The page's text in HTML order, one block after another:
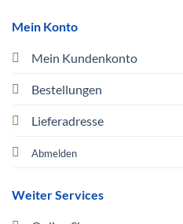
Mein Konto
Mein Kundenkonto
Bestellungen
Lieferadresse
Abmelden
Weiter Services